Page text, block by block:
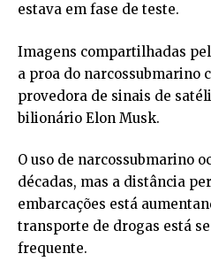
estava em fase de teste.
Imagens compartilhadas
a proa do narcossubmarino
provedora de sinais de
bilionário Elon Musk.
O uso de narcossubmarino
décadas, mas a distância
embarcações está
transporte de drogas está
frequente.